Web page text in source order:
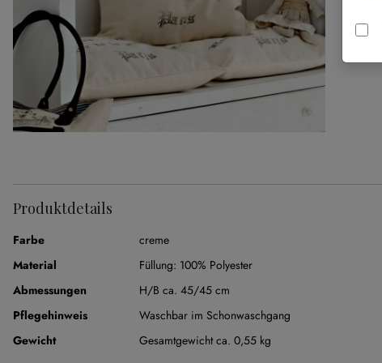
Produktdetails
Farbe
creme
Material
Füllung: 100% Polyester
Abmessungen
H/B ca. 45/45 cm
Pflegehinweis
Waschbar im Schonwaschgang
Gewicht
Gesamtgewicht ca. 0,55 kg